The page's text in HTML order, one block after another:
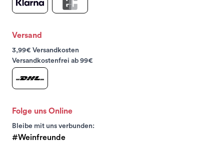
Versand
3,99€ Versandkosten
Versandkostenfrei ab 99€
Folge uns Online
Bleibe mit uns verbunden:
#Weinfreunde